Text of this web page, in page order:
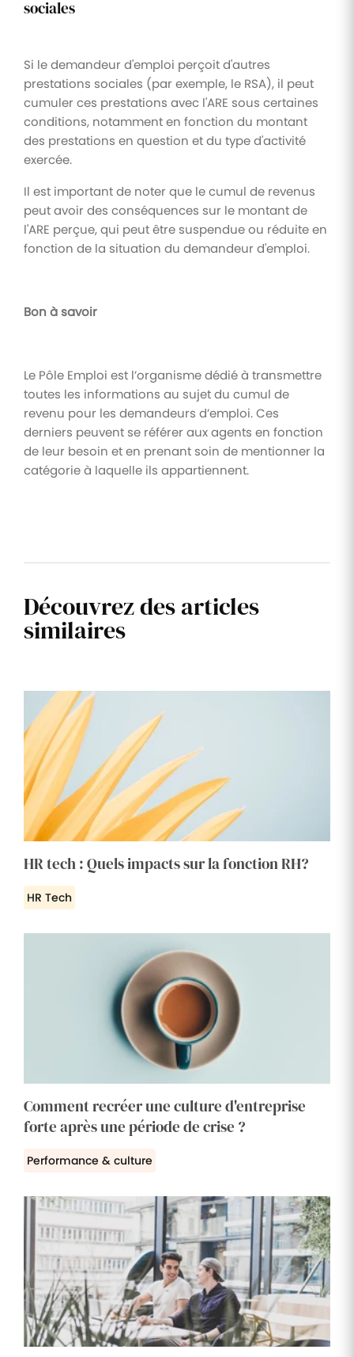
sociales
Si le demandeur d'emploi perçoit d'autres
prestations sociales (par exemple, le RSA), il peut
cumuler ces prestations avec l'ARE sous certaines
conditions, notamment en fonction du montant
des prestations en question et du type d'activité
exercée.
Il est important de noter que le cumul de revenus
peut avoir des conséquences sur le montant de
l'ARE perçue, qui peut être suspendue ou réduite en
fonction de la situation du demandeur d'emploi.
Bon à savoir
Le Pôle Emploi est l’organisme dédié à transmettre
toutes les informations au sujet du cumul de
revenu pour les demandeurs d’emploi. Ces
derniers peuvent se référer aux agents en fonction
de leur besoin et en prenant soin de mentionner la
catégorie à laquelle ils appartiennent.
Découvrez des articles
similaires
HR tech : Quels impacts sur la fonction RH?
HR Tech
Comment recréer une culture d'entreprise
forte après une période de crise ?
Performance & culture